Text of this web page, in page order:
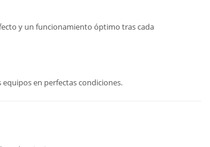
y un funcionamiento óptimo tras cada
en perfectas condiciones.